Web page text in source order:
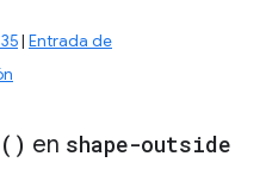
| Entrada de
) en shape-outside